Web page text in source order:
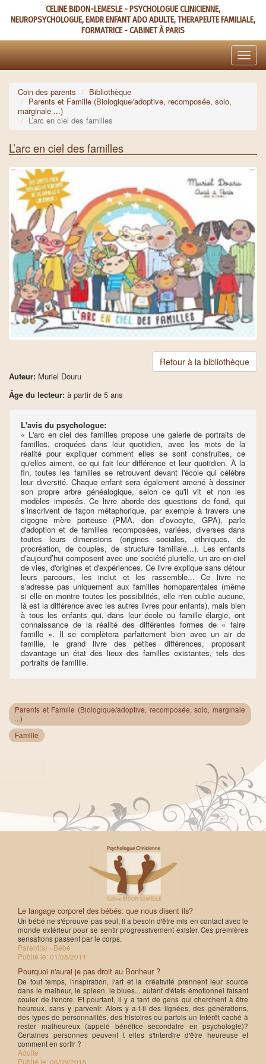
contenu
CELINE BIDON-LEMESLE - PSYCHOLOGUE CLINICIENNE,
NEUROPSYCHOLOGUE,EMDR ENFANT ADO ADULTE, THERAPEUTE FAMILIALE,
FORMATRICE - CABINET À PARIS
Toggle
Coin des parents
Bibliothèque
Parents et Famille (Biologique/adoptive, recomposée, solo,
marginale ...)
L’arc en ciel des familles
L’arc en ciel des familles
Retour à la bibliothèque
Auteur: Muriel Douru
Âge du lecteur: à partir de 5 ans
L'avis du psychologue:
« L'arc en ciel des familles propose une galerie de portraits de
familles, croquées dans leur quotidien, avec les mots de la
réalité pour expliquer comment elles se sont construites, ce
qu'elles aiment, ce qui fait leur différence et leur quotidien. À la
fin, toutes les familles se retrouvent devant l'école qui célèbre
leur diversité. Chaque enfant sera également amené à dessiner
son propre arbre généalogique, selon ce qu'il vit et non les
modèles imposés. Ce livre aborde des questions de fond, qui
s’inscrivent de façon métaphorique, par exemple à travers une
cigogne mère porteuse (PMA, don d’ovocyte, GPA), parle
d'adoption et de familles recomposées, variées, diverses dans
toutes leurs dimensions (origines sociales, ethniques, de
procréation, de couples, de structure familiale...). Les enfants
d’aujourd’hui composent avec une société plurielle, un arc-en-ciel
de vies, d'origines et d'expériences. Ce livre explique sans détour
leurs parcours, les inclut et les rassemble... Ce livre ne
s'adresse pas uniquement aux familles homoparentales (même
si elle en montre toutes les possibilités, elle n'en oublie aucune,
là est la différence avec les autres livres pour enfants), mais bien
à tous les enfants qui, dans leur école ou famille élargie, ont
connaissance de la réalité des différentes formes de « faire
famille ». Il se complètera parfaitement bien avec un air de
famille, le grand livre des petites différences, proposant
davantage un état des lieux des familles existantes, tels des
portraits de famillle.
Parents et Famille (Biologique/adoptive, recomposée, solo, marginale
...)
Famille
Le langage corporel des bébés: que nous disent ils?
Un bébé ne s'éprouve pas seul, il a besoin d'être mis en contact avec le
monde extérieur pour se sentir progressivement exister. Ces premières
sensations passent par le corps.
Parent(s) - Bébé
Publié le: 01/08/2011
Pourquoi n'aurai je pas droit au Bonheur ?
De tout temps, l'inspiration, l'art et la créativité prennent leur source
dans le malheur, le spleen, le blues... autant d'états émotionnel faisant
couler de l'encre. Et pourtant, il y a tant de gens qui cherchent à être
heureux, sans y parvenir. Alors y a-t-il des lignées, des générations,
des types de personnalités, des histoires ou parfois un intérêt caché à
rester malheureux (appelé bénéfice secondaire en psychologie)?
Certaines personnes peuvent t elles s'interdire d'être heureuse et
comment en sortir ?
Adulte
Publié le: 06/09/2015